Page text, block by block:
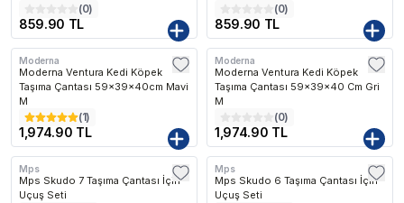
(0)
859.90 TL
(0)
859.90 TL
Kargo Bedava
Moderna
Moderna Ventura Kedi Köpek
Taşıma Çantası 59x39x40cm Mavi
M
(1)
1,974.90 TL
Kargo Bedava
Moderna
Moderna Ventura Kedi Köpek
Taşıma Çantası 59x39x40 Cm Gri
M
(0)
1,974.90 TL
Mps
Mps Skudo 7 Taşıma Çantası İçin
Uçuş Seti
Mps
Mps Skudo 6 Taşıma Çantası İçin
Uçuş Seti